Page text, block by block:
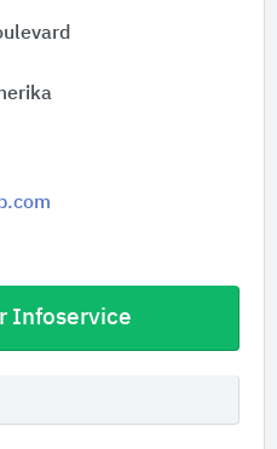
Infoservice